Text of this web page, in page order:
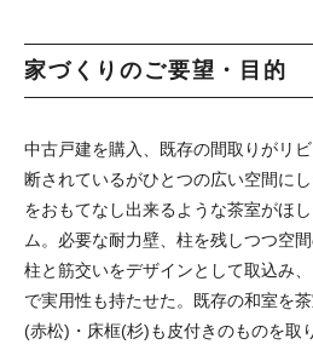
家づくりのご要望・目的
中古戸建を購入、既存の間取りがリ
断されているがひとつの広い空間に
をおもてなし出来るような茶室がほ
ム。必要な耐力壁、柱を残しつつ空
柱と筋交いをデザインとして取込み
で実用性も持たせた。既存の和室を
(赤松)・床框(杉)も皮付きのものを取